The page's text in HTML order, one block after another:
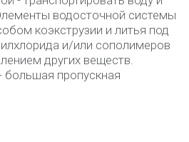
водосточной системы
коэкструзии и литья под
и/или сополимеров
других веществ.
пропускная